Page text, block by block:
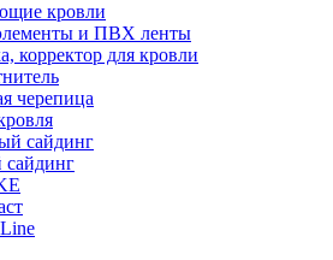
кровли
и ПВХ ленты
корректор для кровли
черепица